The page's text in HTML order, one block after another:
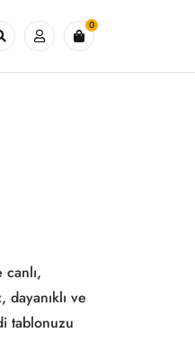
0
ve
tablonuzu